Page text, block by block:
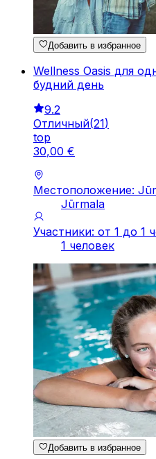
Добавить в избранное
Wellness Oasis для
будний день
9.2
Отличный(21)
top
30,00 €
Местоположение:
Jūrmala
Участники: от 1 до 1
1 человек
Добавить в избранное